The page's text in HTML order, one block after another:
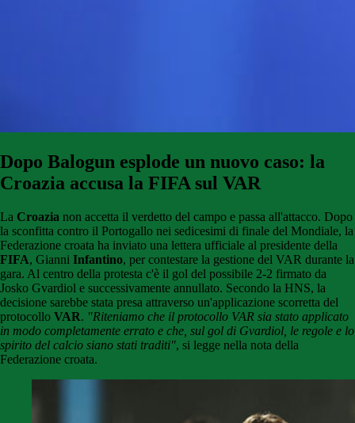
Dopo Balogun esplode un nuovo caso: la
Croazia accusa la FIFA sul VAR
La Croazia non accetta il verdetto del campo e passa all'attacco. Dopo
la sconfitta contro il Portogallo nei sedicesimi di finale del Mondiale, la
Federazione croata ha inviato una lettera ufficiale al presidente della
FIFA, Gianni Infantino, per contestare la gestione del VAR durante la
gara. Al centro della protesta c'è il gol del possibile 2-2 firmato da
Josko Gvardiol e successivamente annullato. Secondo la HNS, la
decisione sarebbe stata presa attraverso un'applicazione scorretta del
protocollo VAR. "Riteniamo che il protocollo VAR sia stato applicato
in modo completamente errato e che, sul gol di Gvardiol, le regole e lo
spirito del calcio siano stati traditi", si legge nella nota della
Federazione croata.